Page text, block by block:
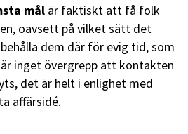
mål är faktiskt att få folk
oavsett på vilket sätt det
dem där för evig tid, som
inget övergrepp att kontakten
det är helt i enlighet med
affärsidé.